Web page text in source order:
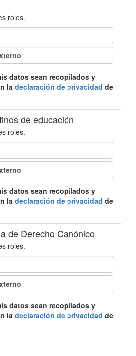
roles.
la declaración de privacidad de
de educación
roles.
la declaración de privacidad de
de Derecho Canónico
roles.
la declaración de privacidad de